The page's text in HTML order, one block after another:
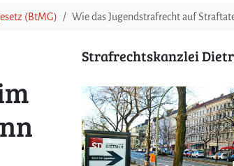
(BtMG) Wie das Jugendstrafrecht auf
Strafrechtskanzlei